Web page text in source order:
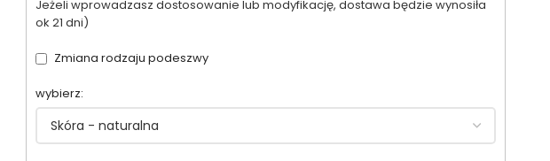
Jeżeli wprowadzasz dostosowanie lub modyfikację, dostawa będzie wynosiła
ok 21 dni)
Zmiana rodzaju podeszwy
wybierz: